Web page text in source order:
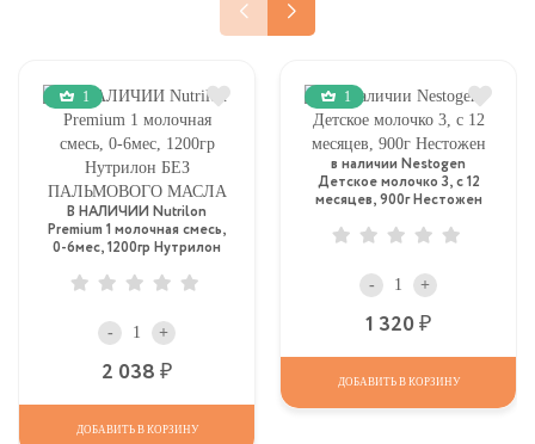
1
В НАЛИЧИИ Nutrilon
Premium 1 молочная смесь,
0-6мес, 1200гр Нутрилон
- +
2 038
ДОБАВИТЬ В КОРЗИНУ
1
в наличии Nestogen
Детское молочко 3, c 12
месяцев, 900г Нестожен
- +
1 320
ДОБАВИТЬ В КОРЗИНУ